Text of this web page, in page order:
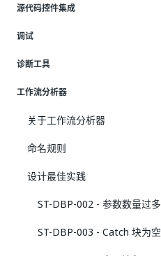
源代码控件集成
调试
诊断工具
工作流分析器
关于工作流分析器
命名规则
设计最佳实践
ST-DBP-002 - 参数数量过多
ST-DBP-003 - Catch 块为空